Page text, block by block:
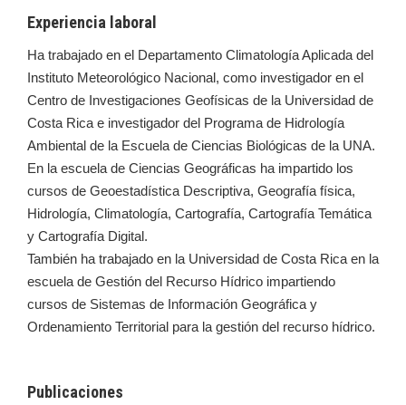
Experiencia laboral
Ha trabajado en el Departamento Climatología Aplicada del
Instituto Meteorológico Nacional, como investigador en el
Centro de Investigaciones Geofísicas de la Universidad de
Costa Rica e investigador del Programa de Hidrología
Ambiental de la Escuela de Ciencias Biológicas de la UNA.
En la escuela de Ciencias Geográficas ha impartido los
cursos de Geoestadística Descriptiva, Geografía física,
Hidrología, Climatología, Cartografía, Cartografía Temática
y Cartografía Digital.
También ha trabajado en la Universidad de Costa Rica en la
escuela de Gestión del Recurso Hídrico impartiendo
cursos de Sistemas de Información Geográfica y
Ordenamiento Territorial para la gestión del recurso hídrico.
Publicaciones